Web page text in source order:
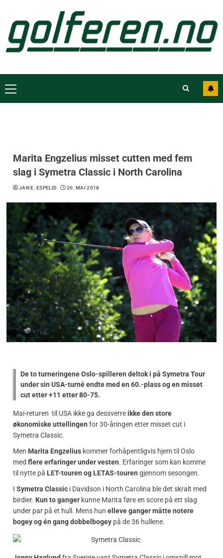
Marita Engzelius misset cutten med fem
slag i Symetra Classic i North Carolina
JAN E. ESPELID 20. MAI 2018
De to turneringene Oslo-spilleren deltok i på Symetra Tour
under sin USA-turné endte med en 60.-plass og en misset
cut etter +11 etter 80-75.
Mai-returen til USA ikke ga dessverreikke den store
økonomiske uttellingen for 30-åringen etter misset cut i
Symetra Classic.
Men Marita Engzelius kommer forhåpentligvis hjem til Oslo
med flere erfaringer under vesten. Erfaringer som kan komme
til nytte på LET-touren og LETAS-touren gjennom sesongen.
I Symetra Classic i Davidson i North Carolina ble det skralt med
birdier. Kun to ganger kunne Marita føre en score på ett slag
under par på et hull. Mens hun elleve ganger måtte notere
bogey og én gang dobbelbogey på de 36 hullene.